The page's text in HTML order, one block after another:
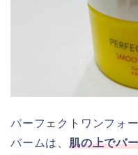
パーフェクトワンフォ
バームは、 肌の上でバ